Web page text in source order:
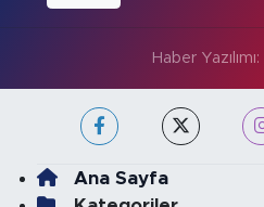
Haber Yazılımı:
Ana Sayfa